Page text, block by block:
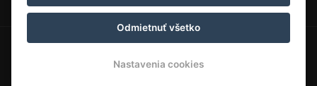
Odmietnuť všetko
Nastavenia cookies